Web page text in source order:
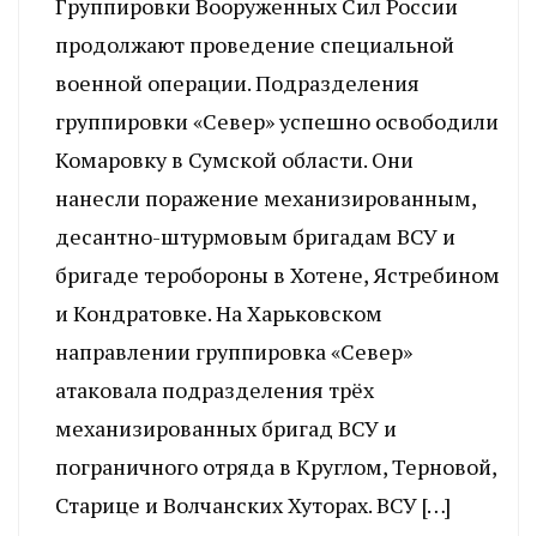
Группировки Вооруженных Сил России
продолжают проведение специальной
военной операции. Подразделения
группировки «Север» успешно освободили
Комаровку в Сумской области. Они
нанесли поражение механизированным,
десантно-штурмовым бригадам ВСУ и
бригаде теробороны в Хотене, Ястребином
и Кондратовке. На Харьковском
направлении группировка «Север»
атаковала подразделения трёх
механизированных бригад ВСУ и
пограничного отряда в Круглом, Терновой,
Старице и Волчанских Хуторах. ВСУ […]